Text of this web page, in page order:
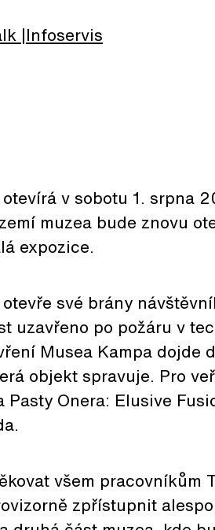
Infoservis
v sobotu 1. srpna
muzea bude znovu
expozice.
své brány
uzavřeno po požáru v
Musea Kampa dojde
objekt spravuje. Pro
Pasty Onera: Elusive
všem pracovníkům
zpřístupnit